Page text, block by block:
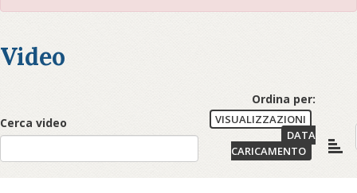
Video
Cerca video
Ordina per:
VISUALIZZAZIONI
DATA
CARICAMENTO